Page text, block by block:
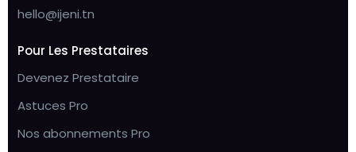
hello@ijeni.tn
Pour Les Prestataires
Devenez Prestataire
Astuces Pro
Nos abonnements Pro